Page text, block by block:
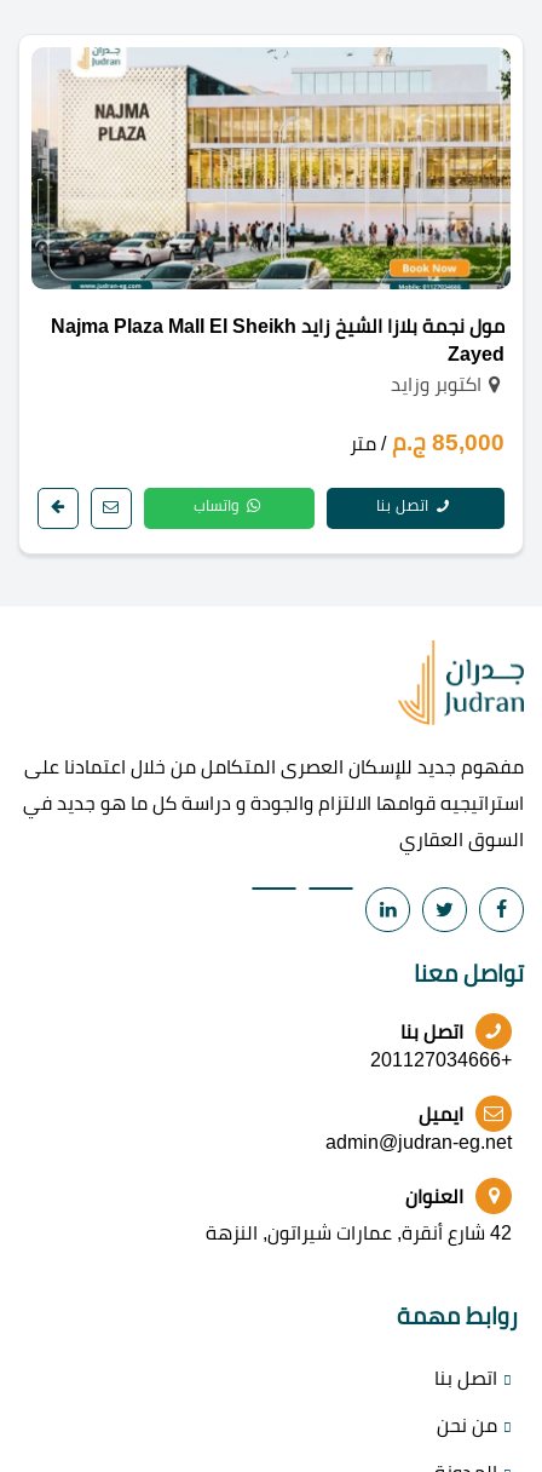
مول نجمة بلازا الشيخ زايد Najma Plaza Mall El Sheikh
Zayed
اكتوبر وزايد
85,000 ج.م / متر
اتصل بنا واتساب
مفهوم جديد للإسكان العصرى المتكامل من خلال اعتمادنا على
استراتيجيه قوامها الالتزام والجودة و دراسة كل ما هو جديد في
السوق العقاري
تواصل معنا
اتصل بنا
+201127034666
ايميل
admin@judran-eg.net
العنوان
42 شارع أنقرة, عمارات شيراتون, النزهة
روابط مهمة
اتصل بنا
من نحن